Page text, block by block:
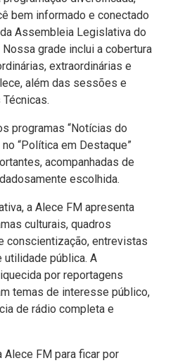
-
Hí­
Alece
bem informado e conectado
Assembleia Legislativa do
grade inclui a cobertura
extraordinárias e
além das sessões e
programas “Notícias do
“Política em Destaque”
acompanhadas de
escolhida.
a Alece FM apresenta
culturais, quadros
conscientização, entrevistas
pública. A
por reportagens
temas de interesse público,
de rádio completa e
Alece FM para ficar por